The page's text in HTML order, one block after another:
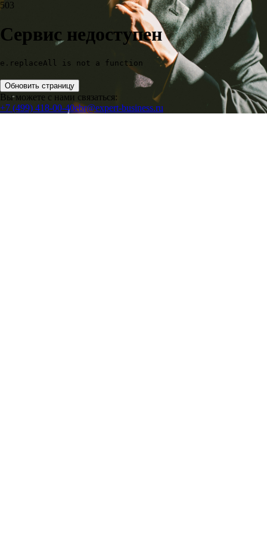
503
Сервис недоступен
e.replaceAll is not a function
Обновить страницу
Вы можете с нами связаться:
+7 (499) 418-00-40ebr@expert-business.ru